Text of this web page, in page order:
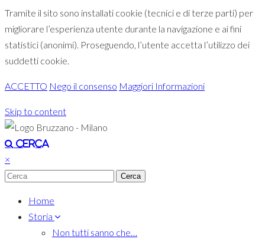
Tramite il sito sono installati cookie (tecnici e di terze parti) per
migliorare l’esperienza utente durante la navigazione e ai fini
statistici (anonimi). Proseguendo, l’utente accetta l’utilizzo dei
suddetti cookie.
ACCETTO Nego il consenso Maggiori Informazioni
Skip to content
Toggle navigation
Cerca
×
Home
Storia
Non tutti sanno che…